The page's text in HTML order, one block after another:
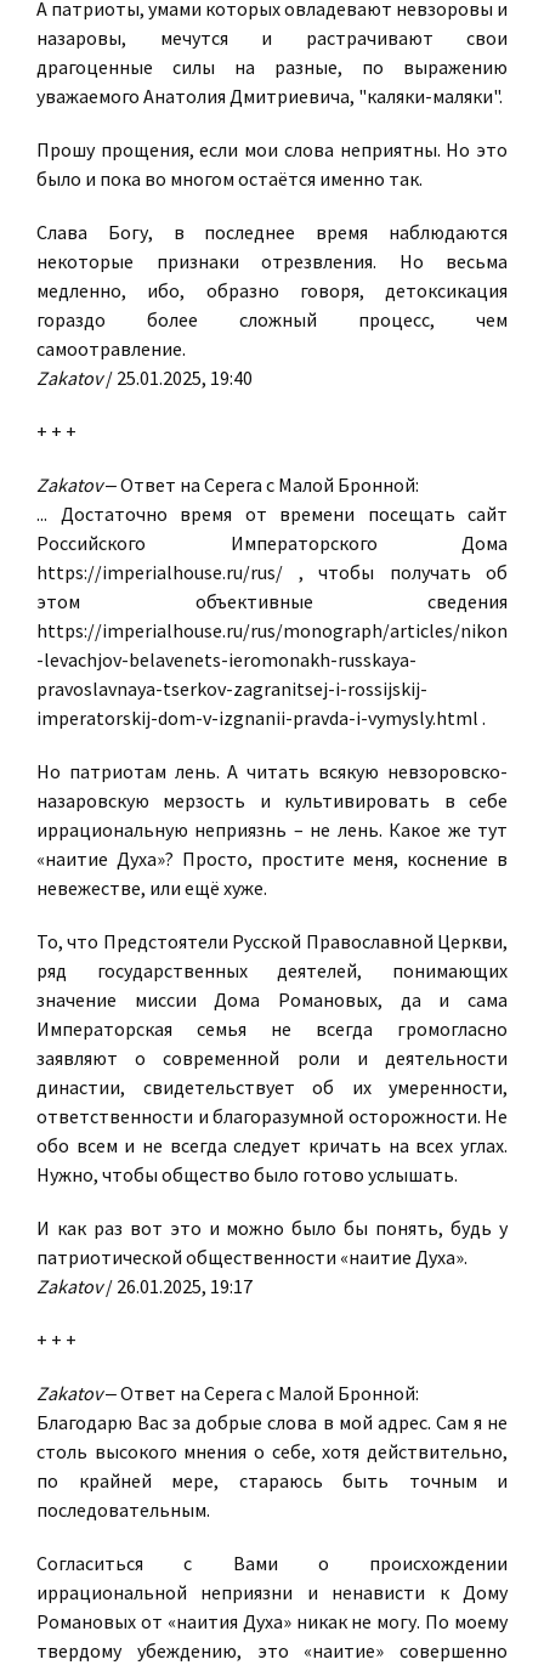
А патриоты, умами которых овладевают невзоровы и
назаровы, мечутся и растрачивают свои
драгоценные силы на разные, по выражению
уважаемого Анатолия Дмитриевича, "каляки-маляки".
Прошу прощения, если мои слова неприятны. Но это
было и пока во многом остаётся именно так.
Слава Богу, в последнее время наблюдаются
некоторые признаки отрезвления. Но весьма
медленно, ибо, образно говоря, детоксикация
гораздо более сложный процесс, чем
самоотравление.
Zakatov/ 25.01.2025, 19:40
+ + +
Zakatov‒ Ответ на Серега с Малой Бронной:
... Достаточно время от времени посещать сайт
Российского Императорского Дома
https://imperialhouse.ru/rus/ , чтобы получать об
этом объективные сведения
https://imperialhouse.ru/rus/monograph/articles/nikon
-levachjov-belavenets-ieromonakh-russkaya-
pravoslavnaya-tserkov-zagranitsej-i-rossijskij-
imperatorskij-dom-v-izgnanii-pravda-i-vymysly.html .
Но патриотам лень. А читать всякую невзоровско-
назаровскую мерзость и культивировать в себе
иррациональную неприязнь – не лень. Какое же тут
«наитие Духа»? Просто, простите меня, коснение в
невежестве, или ещё хуже.
То, что Предстоятели Русской Православной Церкви,
ряд государственных деятелей, понимающих
значение миссии Дома Романовых, да и сама
Императорская семья не всегда громогласно
заявляют о современной роли и деятельности
династии, свидетельствует об их умеренности,
ответственности и благоразумной осторожности. Не
обо всем и не всегда следует кричать на всех углах.
Нужно, чтобы общество было готово услышать.
И как раз вот это и можно было бы понять, будь у
патриотической общественности «наитие Духа».
Zakatov/ 26.01.2025, 19:17
+ + +
Zakatov‒ Ответ на Серега с Малой Бронной:
Благодарю Вас за добрые слова в мой адрес. Сам я не
столь высокого мнения о себе, хотя действительно,
по крайней мере, стараюсь быть точным и
последовательным.
Согласиться с Вами о происхождении
иррациональной неприязни и ненависти к Дому
Романовых от «наития Духа» никак не могу. По моему
твердому убеждению, это «наитие» совершенно